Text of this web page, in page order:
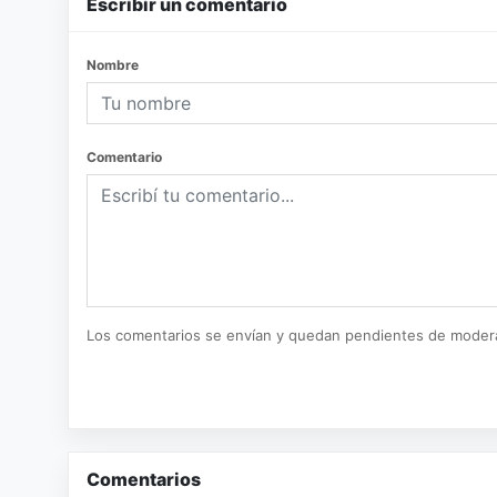
Escribir un comentario
Nombre
Comentario
Los comentarios se envían y quedan pendientes de
Comentarios